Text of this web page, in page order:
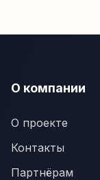
О компании
О проекте
Контакты
Партнёрам